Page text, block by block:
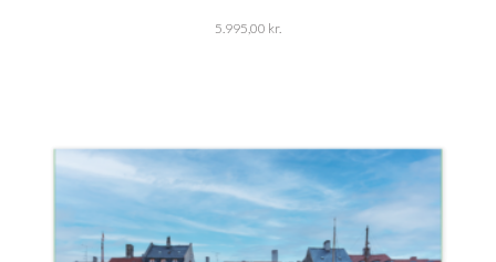
5.995,00 kr.